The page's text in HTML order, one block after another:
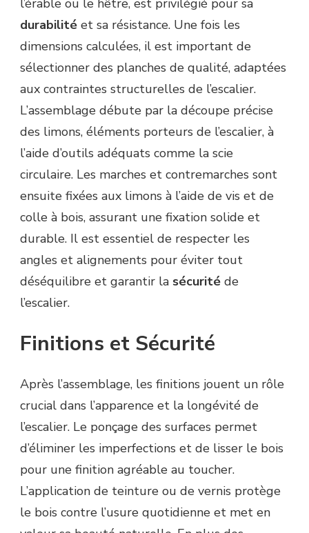
l’érable ou le hêtre, est privilégié pour sa
durabilité et sa résistance. Une fois les
dimensions calculées, il est important de
sélectionner des planches de qualité, adaptées
aux contraintes structurelles de l’escalier.
L’assemblage débute par la découpe précise
des limons, éléments porteurs de l’escalier, à
l’aide d’outils adéquats comme la scie
circulaire. Les marches et contremarches sont
ensuite fixées aux limons à l’aide de vis et de
colle à bois, assurant une fixation solide et
durable. Il est essentiel de respecter les
angles et alignements pour éviter tout
déséquilibre et garantir la sécurité de
l’escalier.
Finitions et Sécurité
Après l’assemblage, les finitions jouent un rôle
crucial dans l’apparence et la longévité de
l’escalier. Le ponçage des surfaces permet
d’éliminer les imperfections et de lisser le bois
pour une finition agréable au toucher.
L’application de teinture ou de vernis protège
le bois contre l’usure quotidienne et met en